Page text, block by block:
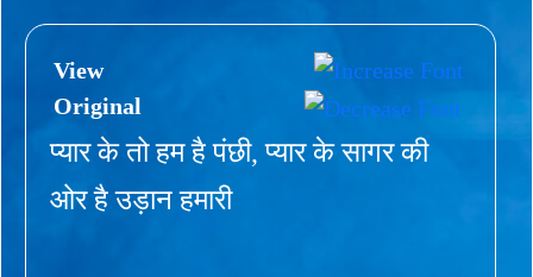
View
Original
प्यार के तो हम है पंछी, प्यार के सागर की
ओर है उड़ान हमारी